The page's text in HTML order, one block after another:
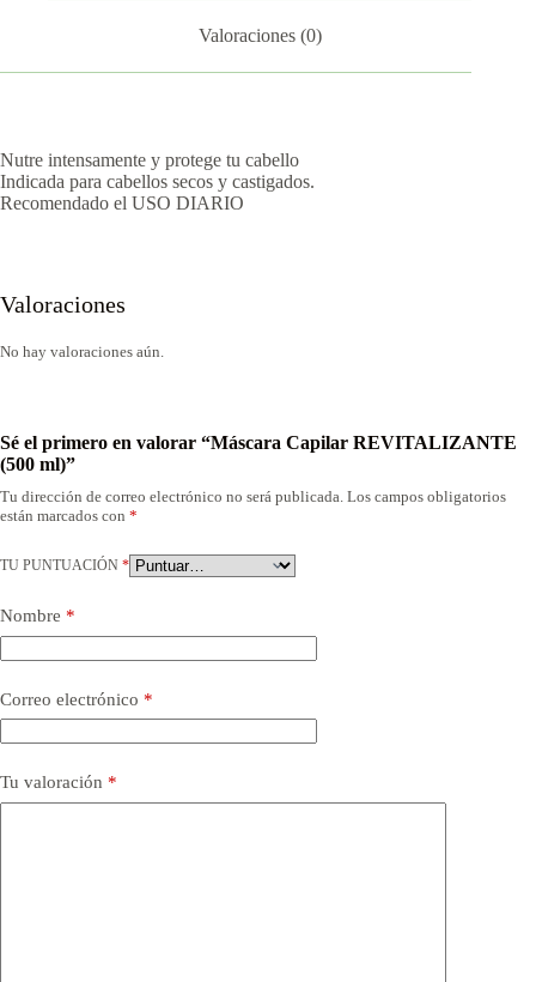
Valoraciones (0)
Nutre intensamente y protege tu cabello
Indicada para cabellos secos y castigados.
Recomendado el USO DIARIO
Valoraciones
No hay valoraciones aún.
Sé el primero en valorar “Máscara Capilar REVITALIZANTE
(500 ml)”
Tu dirección de correo electrónico no será publicada. Los campos obligatorios
están marcados con *
TU PUNTUACIÓN *
Nombre *
Correo electrónico *
Tu valoración *